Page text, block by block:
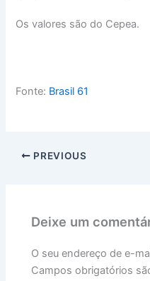
Os valores são do Cepea.
Fonte: Brasil 61
PREVIOUS
Deixe um
O seu endereço de e-
Campos obrigatórios